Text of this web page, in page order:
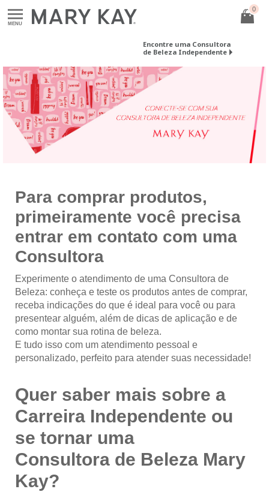
MENU
0
Encontre uma Consultora
de Beleza Independente
Para comprar produtos,
primeiramente você precisa
entrar em contato com uma
Consultora
Experimente o atendimento de uma Consultora de
Beleza: conheça e teste os produtos antes de comprar,
receba indicações do que é ideal para você ou para
presentear alguém, além de dicas de aplicação e de
como montar sua rotina de beleza.
E tudo isso com um atendimento pessoal e
personalizado, perfeito para atender suas necessidade!
Quer saber mais sobre a
Carreira Independente ou
se tornar uma
Consultora de Beleza Mary
Kay?